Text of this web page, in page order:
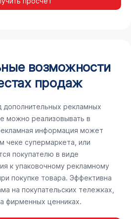
возможности
продаж
рекламных
можно реализовывать в
информация может
чеке супермаркета, или
покупателю в виде
к упаковочному рекламному
покупке товара. Эффективна
на покупательских тележках,
фирменных ценниках.